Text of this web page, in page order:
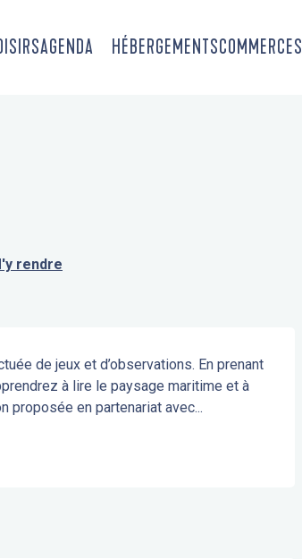
AGENDA HÉBERGEMENTSCOMMERCES
rendre
de jeux et d’observations. En prenant
à lire le paysage maritime et à
proposée en partenariat avec...